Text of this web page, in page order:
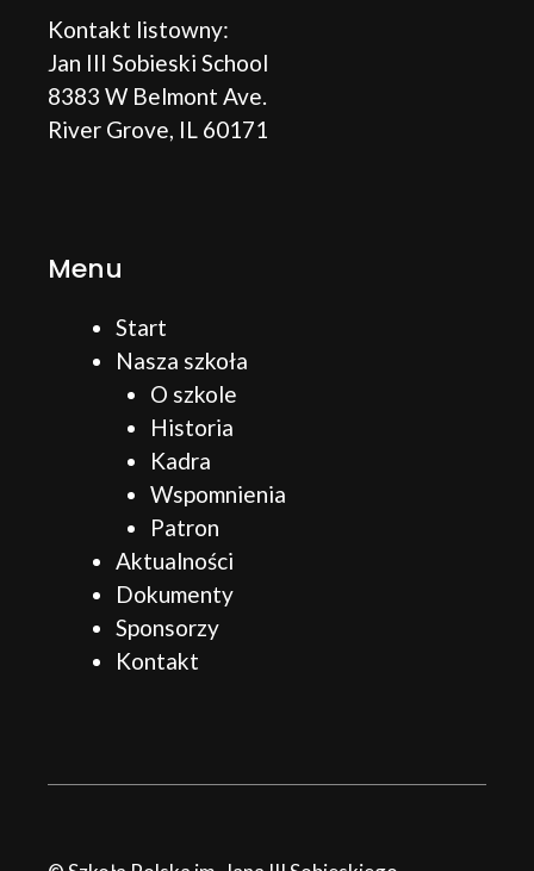
Kontakt listowny:
Jan III Sobieski School
8383 W Belmont Ave.
River Grove, IL 60171
Menu
Start
Nasza szkoła
O szkole
Historia
Kadra
Wspomnienia
Patron
Aktualności
Dokumenty
Sponsorzy
Kontakt